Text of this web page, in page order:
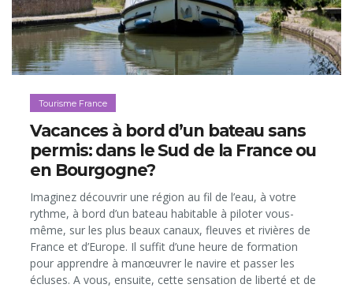
Tourisme France
Vacances à bord d’un bateau sans
permis: dans le Sud de la France ou
en Bourgogne?
Imaginez découvrir une région au fil de l’eau, à votre
rythme, à bord d’un bateau habitable à piloter vous-
même, sur les plus beaux canaux, fleuves et rivières de
France et d’Europe. Il suffit d’une heure de formation
pour apprendre à manœuvrer le navire et passer les
écluses. A vous, ensuite, cette sensation de liberté et de